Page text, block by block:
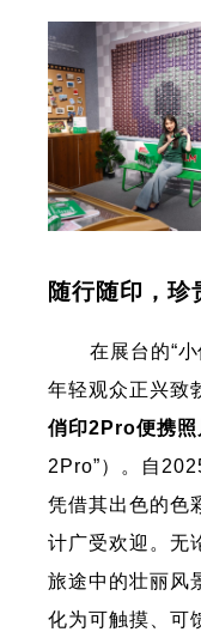
随行随印，珍
在展台的“小
年轻观众正兴致
俏印2Pro便携照
2Pro”）。自
凭借其出色的色
计广受欢迎。无
旅途中的壮丽风
化为可触摸、可